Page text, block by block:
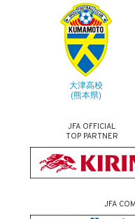
大津高校
(熊本県)
JFA OFFICIAL
TOP PARTNER
JFA